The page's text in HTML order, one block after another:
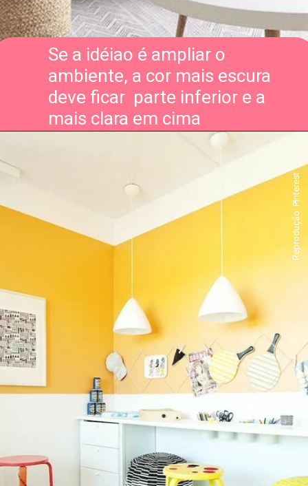
Se a idéiao é ampliar o
ambiente, a cor mais escura
deve ficar  parte inferior e a
mais clara em cima
Reprodução: PInterest